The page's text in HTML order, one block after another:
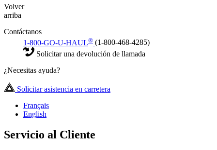
Volver
arriba
Contáctanos
1-800-GO-U-HAUL® (1-800-468-4285)
Solicitar una devolución de llamada
¿Necesitas ayuda?
Solicitar asistencia en carretera
Français
English
Servicio al Cliente